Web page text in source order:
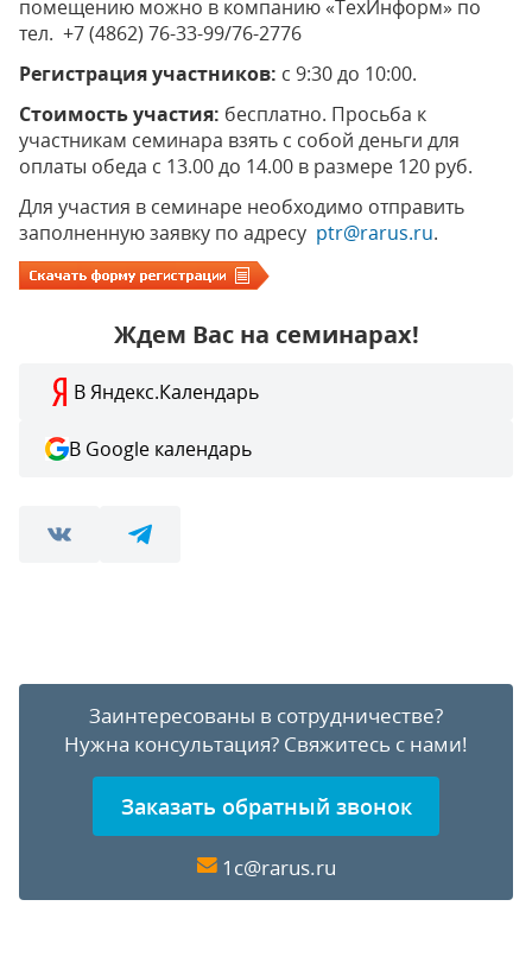
помещению можно в компанию «ТехИнформ» по
тел. +7 (4862) 76-33-99/76-2776
Регистрация участников: с 9:30 до 10:00.
Стоимость участия: бесплатно. Просьба к
участникам семинара взять с собой деньги для
оплаты обеда с 13.00 до 14.00 в размере 120 руб.
Для участия в семинаре необходимо отправить
заполненную заявку по адресу ptr@rarus.ru.
Ждем Вас на семинарах!
В Яндекс.Календарь
В Google календарь
Заинтересованы в сотрудничестве?
Нужна консультация? Свяжитесь с нами!
Заказать обратный звонок
1c@rarus.ru